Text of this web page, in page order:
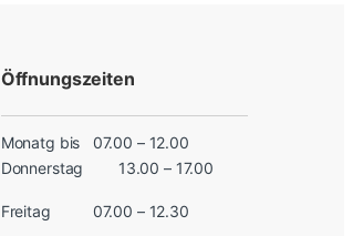
Öffnungszeiten
Monatg bis
Donnerstag
Freitag
07.00 – 12.00
13.00 – 17.00
07.00 – 12.30